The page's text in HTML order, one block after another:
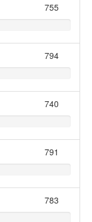
755
794
740
791
783